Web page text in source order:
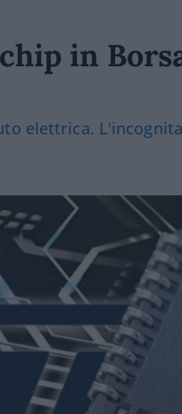
in
elettrica.